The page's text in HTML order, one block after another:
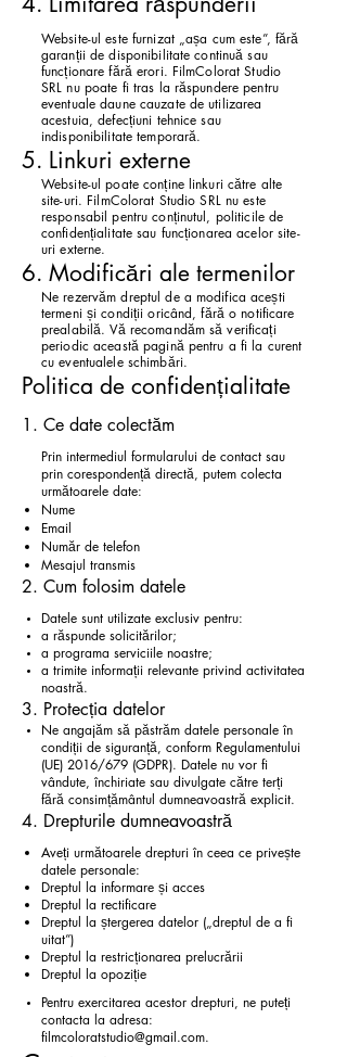
Website-ul este furnizat „așa cum este”, fără
garanții de disponibilitate continuă sau
funcționare fără erori. FilmColorat Studio
SRL nu poate fi tras la răspundere pentru
eventuale daune cauzate de utilizarea
acestuia, defecțiuni tehnice sau
indisponibilitate temporară.
5. Linkuri externe
Website-ul poate conține linkuri către alte
site-uri. FilmColorat Studio SRL nu este
responsabil pentru conținutul, politicile de
confidențialitate sau funcționarea acelor site-
uri externe.
6. Modificări ale termenilor
Ne rezervăm dreptul de a modifica acești
termeni și condiții oricând, fără o notificare
prealabilă. Vă recomandăm să verificați
periodic această pagină pentru a fi la curent
cu eventualele schimbări.
Politica de confidențialitate
1. Ce date colectăm
Prin intermediul formularului de contact sau
prin corespondență directă, putem colecta
următoarele date:
Nume
Email
Număr de telefon
Mesajul transmis
2. Cum folosim datele
Datele sunt utilizate exclusiv pentru:
a răspunde solicitărilor;
a programa serviciile noastre;
a trimite informații relevante privind activitatea
noastră.
3. Protecția datelor
Ne angajăm să păstrăm datele personale în
condiții de siguranță, conform Regulamentului
(UE) 2016/679 (GDPR). Datele nu vor fi
vândute, închiriate sau divulgate către terți
fără consimțământul dumneavoastră explicit.
4. Drepturile dumneavoastră
Aveți următoarele drepturi în ceea ce privește
datele personale:
Dreptul la informare și acces
Dreptul la rectificare
Dreptul la ștergerea datelor („dreptul de a fi
uitat”)
Dreptul la restricționarea prelucrării
Dreptul la opoziție
Pentru exercitarea acestor drepturi, ne puteți
contacta la adresa:
filmcoloratstudio@gmail.com.